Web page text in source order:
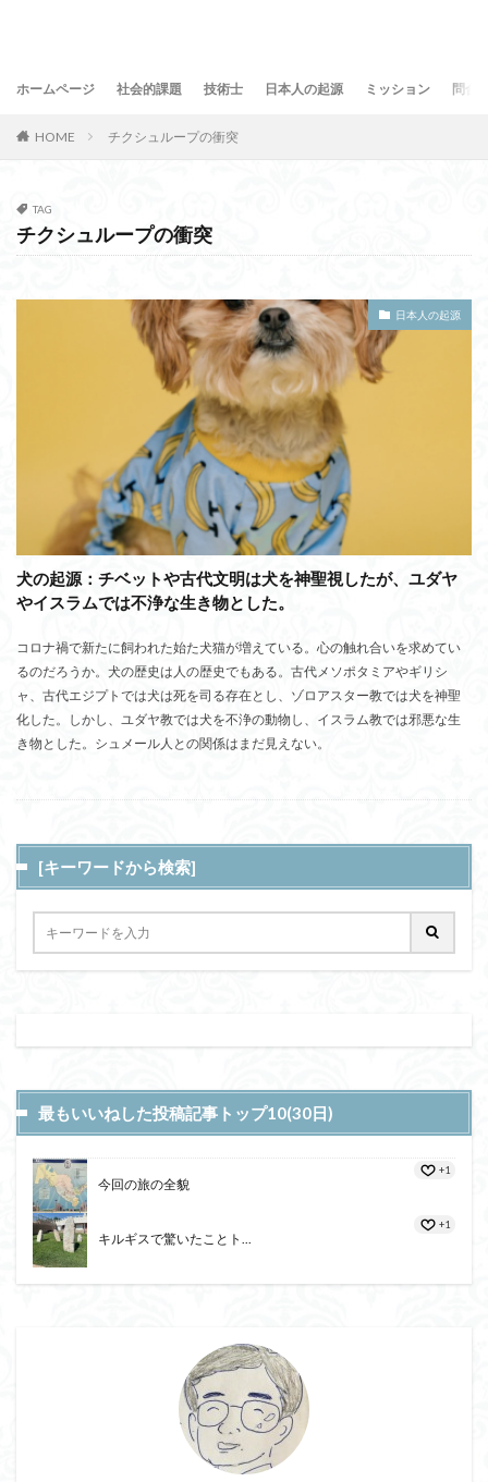
ホームページ 社会的課題 技術士 日本人の起源 ミッション 問合
HOME チクシュループの衝突
TAG
チクシュループの衝突
日本人の起源
犬の起源：チベットや古代文明は犬を神聖視したが、ユダヤ
やイスラムでは不浄な生き物とした。
コロナ禍で新たに飼われた始た犬猫が増えている。心の触れ合いを求めてい
るのだろうか。犬の歴史は人の歴史でもある。古代メソポタミアやギリシ
ャ、古代エジプトでは犬は死を司る存在とし、ゾロアスター教では犬を神聖
化した。しかし、ユダヤ教では犬を不浄の動物し、イスラム教では邪悪な生
き物とした。シュメール人との関係はまだ見えない。
[キーワードから検索]
最もいいねした投稿記事トップ10(30日)
今回の旅の全貌
+1
キルギスで驚いたことト...
+1